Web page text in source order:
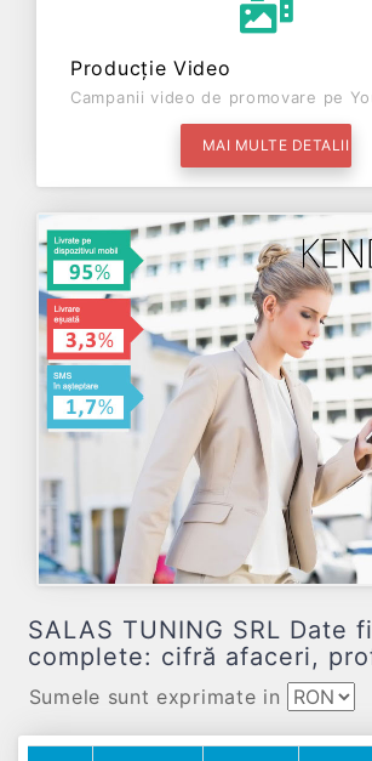
Producție Video
Campanii video de promovare pe
MAI MULTE DETALII
SALAS TUNING SRL Date
complete: cifră afaceri,
Sumele sunt exprimate in